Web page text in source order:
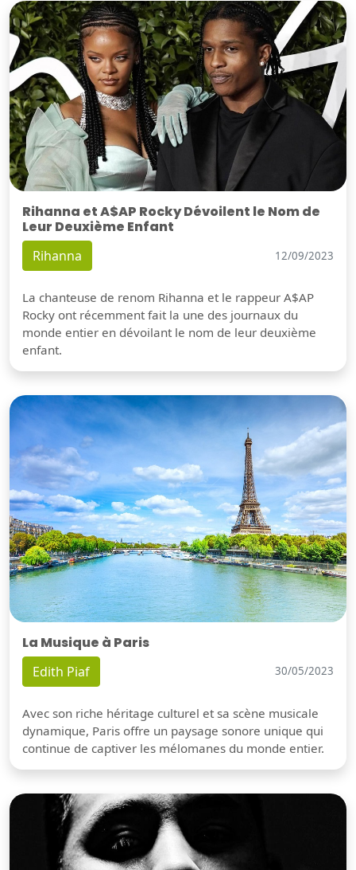
Rihanna et A$AP Rocky Dévoilent le Nom de
Leur Deuxième Enfant
Rihanna 12/09/2023
La chanteuse de renom Rihanna et le rappeur A$AP
Rocky ont récemment fait la une des journaux du
monde entier en dévoilant le nom de leur deuxième
enfant.
La Musique à Paris
Edith Piaf 30/05/2023
Avec son riche héritage culturel et sa scène musicale
dynamique, Paris offre un paysage sonore unique qui
continue de captiver les mélomanes du monde entier.